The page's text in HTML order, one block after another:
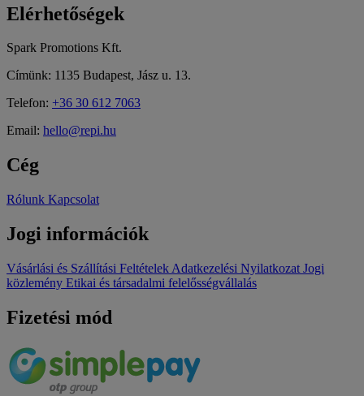
Elérhetőségek
Spark Promotions Kft.
Címünk: 1135 Budapest, Jász u. 13.
Telefon: +36 30 612 7063
Email: hello@repi.hu
Cég
Rólunk Kapcsolat
Jogi információk
Vásárlási és Szállítási Feltételek Adatkezelési Nyilatkozat Jogi
közlemény Etikai és társadalmi felelősségvállalás
Fizetési mód